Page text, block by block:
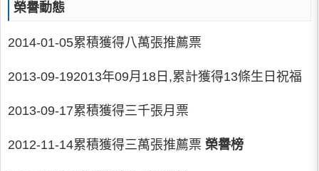
榮譽動態
2014-01-05累積獲得八萬張推薦票
2013-09-192013年09月18日,累計獲得13條生日祝福
2013-09-17累積獲得三千張月票
2012-11-14累積獲得三萬張推薦票 榮譽榜